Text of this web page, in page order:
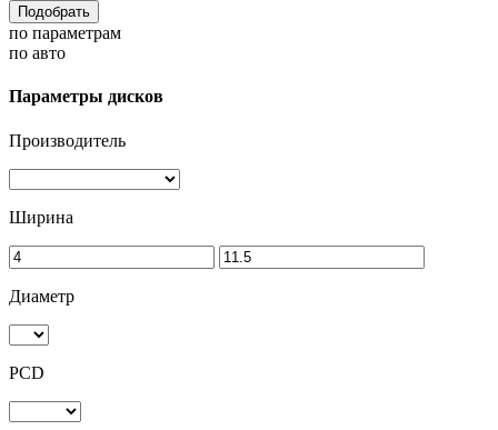
Подобрать
по параметрам
по авто
Параметры дисков
Производитель
Ширина
Диаметр
PCD